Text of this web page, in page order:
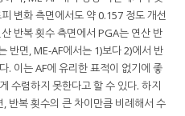
변화 측면에서도 약 0.157 정도 개선
반복 횟수 측면에서 PGA는 연산 반
반면, ME-AF에서는 1)보다 2)에서 반
. 이는 AF에 유리한 표적이 없기에 좋
수렴하지 못한다고 할 수 있다. 하지
반복 횟수의 큰 차이만큼 비례해서 수